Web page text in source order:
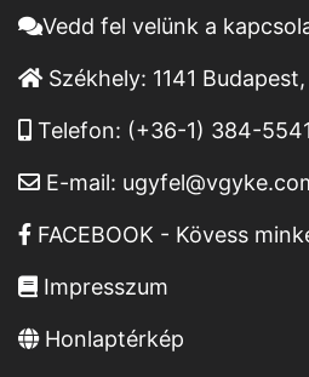
Vedd fel velünk a
Székhely: 1141
Telefon: (+36-1) 384-5541
E-mail:
FACEBOOK - Kövess
Impresszum
Honlaptérkép